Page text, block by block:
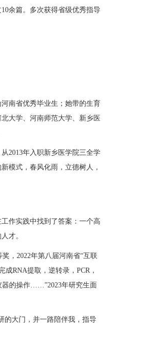
余篇。多次获得省级优秀指导
南省优秀毕业生；她带的生育
大学、河南师范大学、新乡医
从2013年入职新乡医学院三全学
模式，春风化雨，立德树人，
作实践中找到了答案：一个高
才。
奖 ，2022年第八届河南省“互联
成RNA提取，逆转录，PCR，
器的操作……”2023年研究生面
的大门，并一路陪伴我，指导